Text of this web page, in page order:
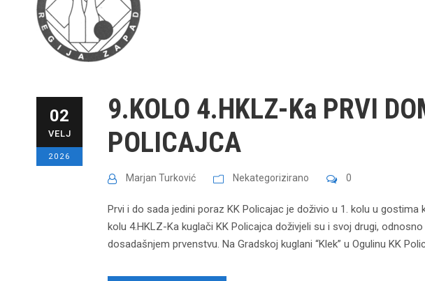
02
VELJ
2026
9.KOLO 4.HKLZ-Ka PRVI
POLICAJCA
Marjan Turković Nekategorizirano 0
Prvi i do sada jedini poraz KK Policajac je doživio u 1. kolu u gostima
kolu 4.HKLZ-Ka kuglači KK Policajca doživjeli su i svoj drugi,
dosadašnjem prvenstvu. Na Gradskoj kuglani “Klek” u Ogulinu KK